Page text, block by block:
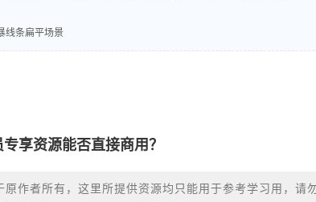
线条扁平场景
享资源能否直接商用？
原作者所有，这里所提供资源均只能用于参考学习用，请